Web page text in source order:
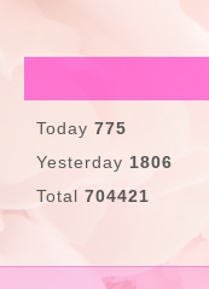
Today 775
Yesterday 1806
Total 704421